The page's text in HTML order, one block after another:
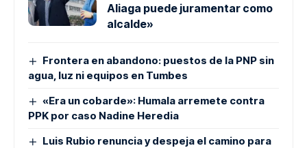
Aliaga puede juramentar como
alcalde»
Frontera en abandono: puestos de la PNP sin
agua, luz ni equipos en Tumbes
«Era un cobarde»: Humala arremete contra
PPK por caso Nadine Heredia
Luis Rubio renuncia y despeja el camino para